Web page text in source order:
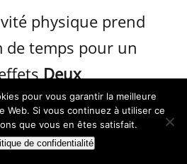
physique prend
temps pour un
Deux
un programme
la traduction n’est
Passez
pour vous garantir la meilleure
Web. Si vous continuez à utiliser ce
que vous en êtes satisfait.
de confidentialité